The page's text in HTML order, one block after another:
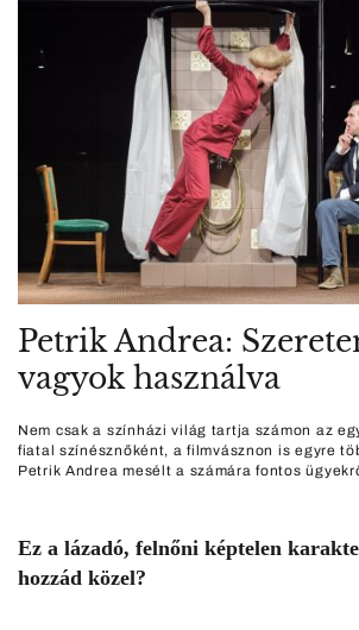
Petrik Andrea:
vagyok használva
Nem csak a színházi világ tartja számon az
fiatal színésznőként, a filmvásznon is egyre
Petrik Andrea mesélt a számára fontos
Ez a lázadó, felnőni képtelen
hozzád közel?